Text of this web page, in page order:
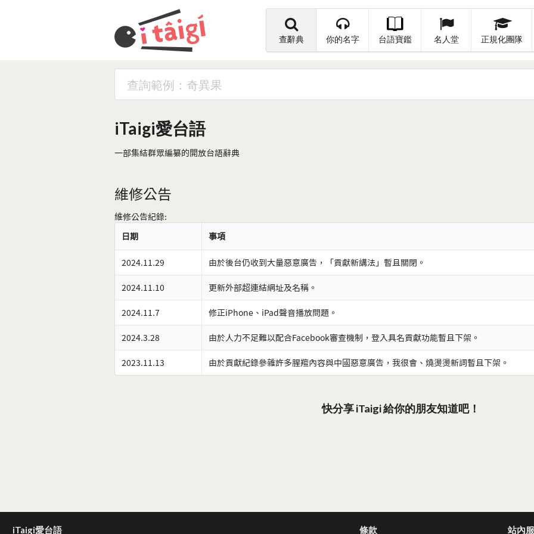
查辭典 你的名字 台語寶鑑 名人堂 正規化團隊
iTaigi愛台語
一部集結群眾編纂的開放台語辭典
維修公告
維修公告紀錄:
日期
事項
2024.11.29 由於後台仍收到大量惡意廣告，「貢獻新講法」暫且關閉。
2024.11.10 更新外部超連結網址及名稱。
2024.11.7 修正iPhone、iPad聲音播放問題。
2024.3.28 由於人力不足難以配合Facebook審查機制，登入具名貢獻功能暫且下架。
2023.11.13 由於貢獻紀錄參雜許多腥羶內容與中國惡意廣告，我很會、燒燙燙新詞暫且下架。
快分享 iTaigi 給你的朋友知道吧！
iTaigi愛台語 條款 站內